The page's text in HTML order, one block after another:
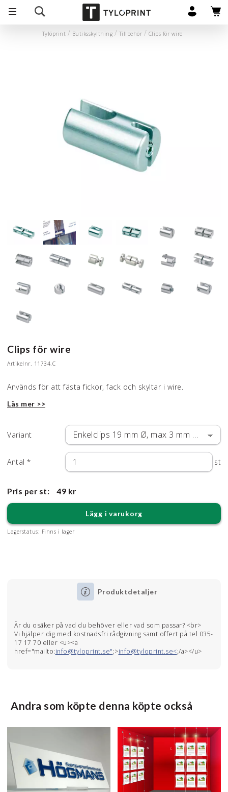
Tylöprint Butiksskyltning Tillbehör Clips för wire
Clips för wire
Artikelnr. 11734.C
Används för att fästa fickor, fack och skyltar i wire.
Läs mer >>
Variant
Antal * st
Pris per st: 49 kr
Lägg i varukorg
Lagerstatus: Finns i lager
Produktdetaljer
Är du osäker på vad du behöver eller vad som passar? <br>
Vi hjälper dig med kostnadsfri rådgivning samt offert på tel 035-
17 17 70 eller <u><a
href="mailto:info@tyloprint.se";>info@tyloprint.se<;/a></u>
Andra som köpte denna köpte också